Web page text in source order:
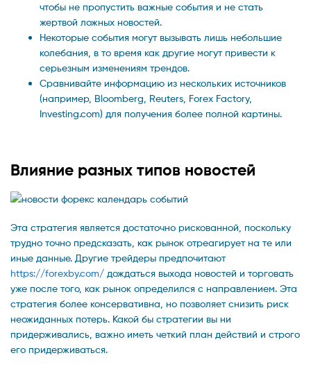
чтобы не пропустить важные события и не стать
жертвой ложных новостей.
Некоторые события могут вызывать лишь небольшие
колебания‚ в то время как другие могут привести к
серьезным изменениям трендов.
Сравнивайте информацию из нескольких источников
(например, Bloomberg, Reuters, Forex Factory,
Investing.com) для получения более полной картины.
Влияние разных типов новостей
Эта стратегия является достаточно рискованной, поскольку
трудно точно предсказать, как рынок отреагирует на те или
иные данные. Другие трейдеры предпочитают
https://forexby.com/ дождаться выхода новостей и торговать
уже после того, как рынок определился с направлением. Эта
стратегия более консервативна, но позволяет снизить риск
неожиданных потерь. Какой бы стратегии вы ни
придерживались, важно иметь четкий план действий и строго
его придерживаться.